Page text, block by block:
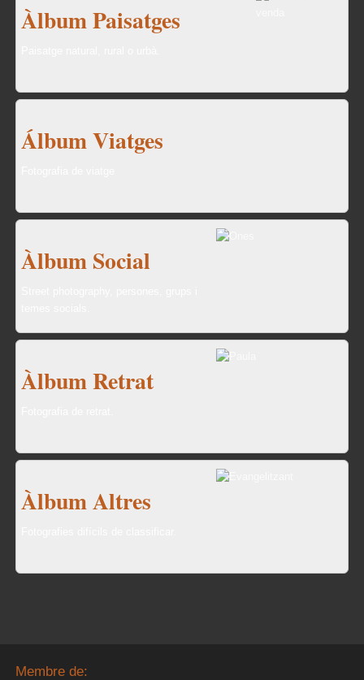
Àlbum Paisatges
Álbum Viatges
Àlbum Social
Àlbum Retrat
Àlbum Altres
Membre de: